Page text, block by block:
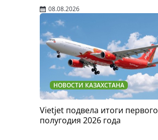
08.08.2026
НОВОСТИ КАЗАХСТАНА
Vietjet подвела итоги первого
полугодия 2026 года